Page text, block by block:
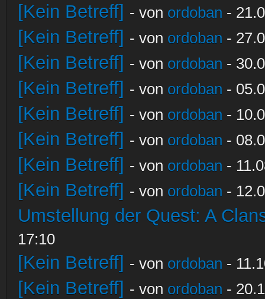
[Kein Betreff] - von ordoban -
[Kein Betreff] - von ordoban -
[Kein Betreff] - von ordoban -
[Kein Betreff] - von ordoban -
[Kein Betreff] - von ordoban -
[Kein Betreff] - von ordoban -
[Kein Betreff] - von ordoban -
[Kein Betreff] - von ordoban -
Umstellung der Quest: A
17:10
[Kein Betreff] - von ordoban -
[Kein Betreff] - von ordoban -